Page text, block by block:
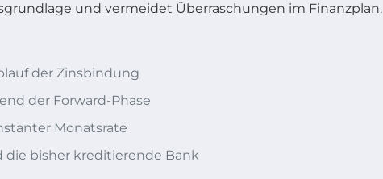
und vermeidet Überraschungen im Finanzplan.
der Zinsbindung
der Forward-Phase
Monatsrate
die bisher kreditierende Bank